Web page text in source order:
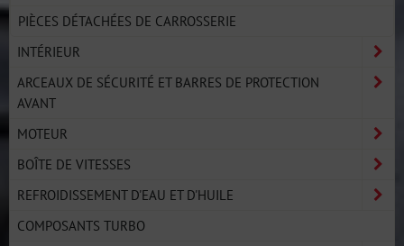
PIÈCES DÉTACHÉES DE CARROSSERIE
INTÉRIEUR
ARCEAUX DE SÉCURITÉ ET BARRES DE PROTECTION
AVANT
MOTEUR
BOÎTE DE VITESSES
REFROIDISSEMENT D'EAU ET D'HUILE
COMPOSANTS TURBO